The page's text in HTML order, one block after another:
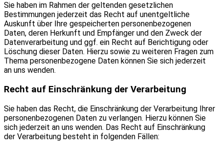
Sie haben im Rahmen der geltenden gesetzlichen
Bestimmungen jederzeit das Recht auf unentgeltliche
Auskunft über Ihre gespeicherten personenbezogenen
Daten, deren Herkunft und Empfänger und den Zweck der
Datenverarbeitung und ggf. ein Recht auf Berichtigung oder
Löschung dieser Daten. Hierzu sowie zu weiteren Fragen zum
Thema personenbezogene Daten können Sie sich jederzeit
an uns wenden.
Recht auf Einschränkung der Verarbeitung
Sie haben das Recht, die Einschränkung der Verarbeitung Ihrer
personenbezogenen Daten zu verlangen. Hierzu können Sie
sich jederzeit an uns wenden. Das Recht auf Einschränkung
der Verarbeitung besteht in folgenden Fällen: